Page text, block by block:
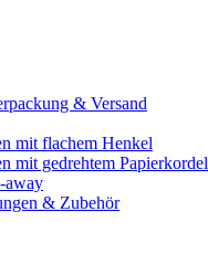
& Versand
mit flachem Henkel
mit gedrehtem Papierkordel
away
& Zubehör